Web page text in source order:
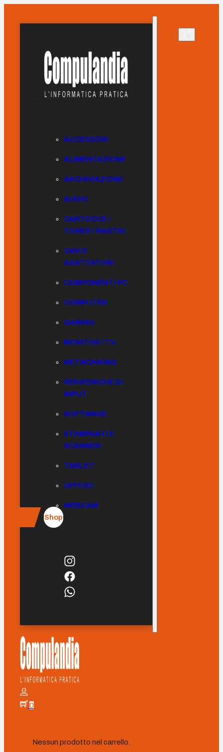
ACCESSORI
ALIMENTAZIONE
ARCHIVIAZIONE
AUDIO
CARTUCCE /
TONER / NASTRI
CAVI E
ADATTATORI
COMPONENTI PC
COMPUTER
GAMING
MONITOR / TV
NETWORKING
PERIFERICHE DI
INPUT
SOFTWARE
STAMPANTI E
SCANNER
TABLET
UFFICIO
WEBCAM
Shop
0
Nessun prodotto nel carrello.